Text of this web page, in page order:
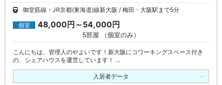
御堂筋線・JR京都(東海道)線新大阪
梅田・大阪駅まで5分
個室 48,000円～54,000円
5部屋 （個室のみ）
こんにちは、管理人のやよいです！新大阪にコワーキングスペース付き
の、シェアハウスを運営しています！ …
入居者データ